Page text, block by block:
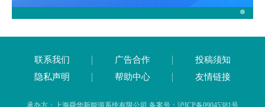
联系我们 广告合作
投稿须知
隐私声明
帮助中心 友情链接
承办方：上海舜华新能源系统有限公司 备案号：沪ICP备09045381号